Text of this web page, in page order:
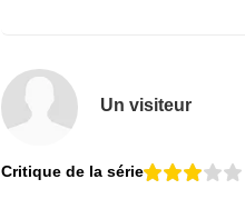
Un visiteur
Critique de la série